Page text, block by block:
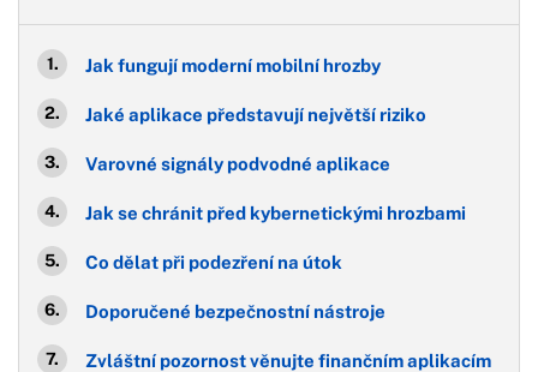
Jak fungují moderní mobilní hrozby
Jaké aplikace představují největší riziko
Varovné signály podvodné aplikace
Jak se chránit před kybernetickými hrozbami
Co dělat při podezření na útok
Doporučené bezpečnostní nástroje
Zvláštní pozornost věnujte finančním aplikacím